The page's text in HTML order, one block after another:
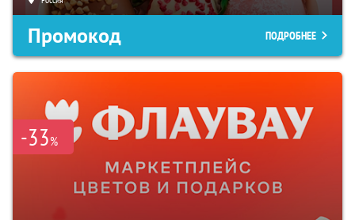
Промокод ПОДРОБНЕЕ
-33%